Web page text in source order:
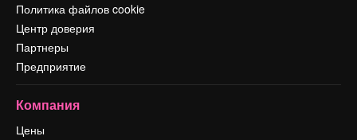
Политика файлов cookie
Центр доверия
Партнеры
Предприятие
Компания
Цены